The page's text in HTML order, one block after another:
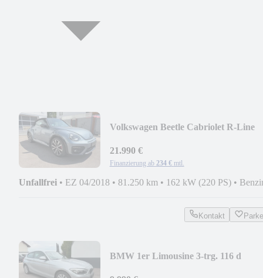
Volkswagen Beetle Cabriolet R-Line
21.990 €
Finanzierung ab 234 € mtl.
Unfallfrei • EZ 04/2018 • 81.250 km • 162 kW (220 PS) •
Kontakt
BMW 1er Limousine 3-trg. 116 d